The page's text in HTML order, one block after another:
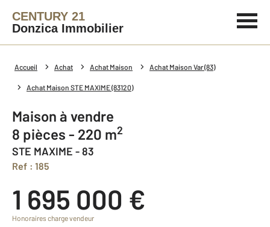
CENTURY 21
Donzica Immobilier
Accueil Achat Achat Maison Achat Maison Var (83)
Achat Maison STE MAXIME (83120)
Maison à vendre
8 pièces - 220 m2
STE MAXIME - 83
Ref : 185
1 695 000 €
Honoraires charge vendeur